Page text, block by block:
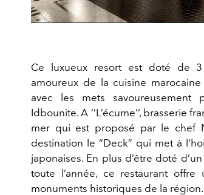
Ce luxueux resort est doté de 3
amoureux de la cuisine marocaine
avec les mets
Idbounite. A ‘’L’écume’’, brasserie
mer qui est proposé par le chef
destination le “Deck” qui met à
japonaises. En plus d’être doté
toute l’année, ce restaurant
monuments historiques de la région.